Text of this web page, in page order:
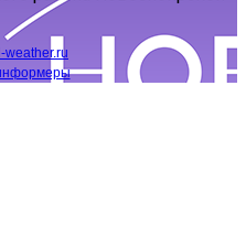
weather.ru